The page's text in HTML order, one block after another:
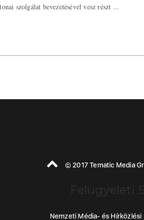
szolgálat bevezetésével vesz részt ...
© 2017 Tematic Media
Felügyeleti
Nemzeti Média- és Hírközlési